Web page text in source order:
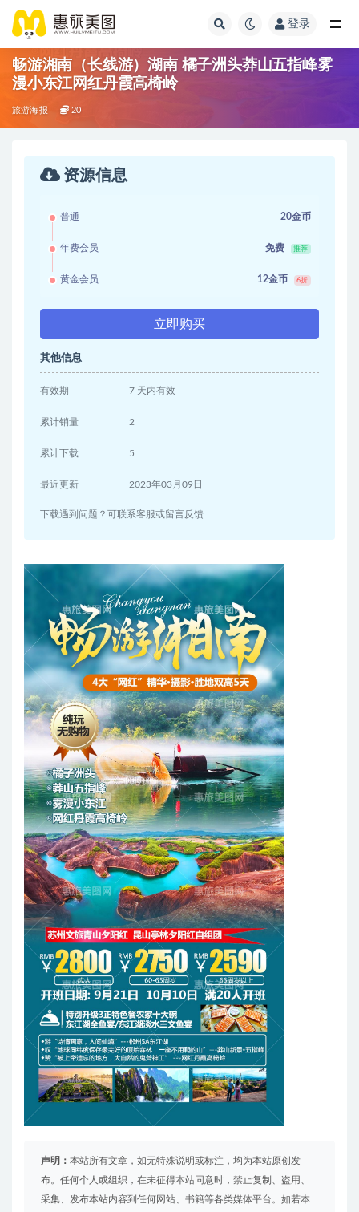
登录
畅游湘南（长线游）湖南 橘子洲头莽山五指峰雾
漫小东江网红丹霞高椅岭
旅游海报 20
资源信息
普通 20金币
年费会员 免费 推荐
黄金会员 12金币 6折
立即购买
其他信息
有效期 7 天内有效
累计销量 2
累计下载 5
最近更新 2023年03月09日
下载遇到问题？可联系客服或留言反馈
声明： 本站所有文章，如无特殊说明或标注，均为本站原创发
布。任何个人或组织，在未征得本站同意时，禁止复制、盗用、
采集、发布本站内容到任何网站、书籍等各类媒体平台。如若本